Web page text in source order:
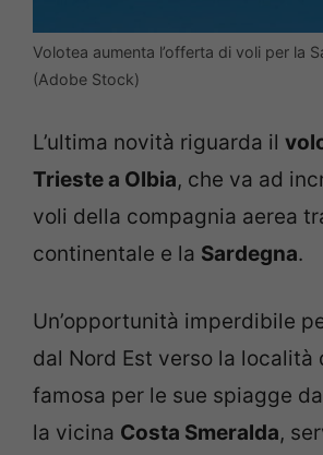
Volotea aumenta l’offerta di voli per la
(Adobe Stock)
L’ultima novità riguarda il
Trieste a Olbia, che va ad
voli della compagnia aerea
continentale e la Sardegna.
Un’opportunità imperdibile
dal Nord Est verso la località
famosa per le sue spiagge
la vicina Costa Smeralda,